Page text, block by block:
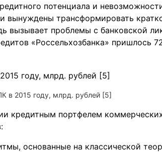
потенциала и
вынуждены трансформировать
вызывает проблемы с банковской
«Россельхозбанка» пришлось
в 2015 году, млрд. рублей [5]
кредитным портфелем
основанные на классической